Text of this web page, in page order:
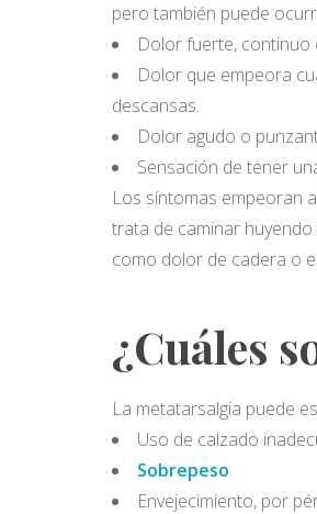
pero también puede
Dolor fuerte, continuo
Dolor que empeora
descansas.
Dolor agudo o
Sensación de tener
Los síntomas empeoran
trata de caminar
como dolor de cadera o
¿Cuáles
La metatarsalgia puede
Uso de calzado
Sobrepeso.
Envejecimiento, por